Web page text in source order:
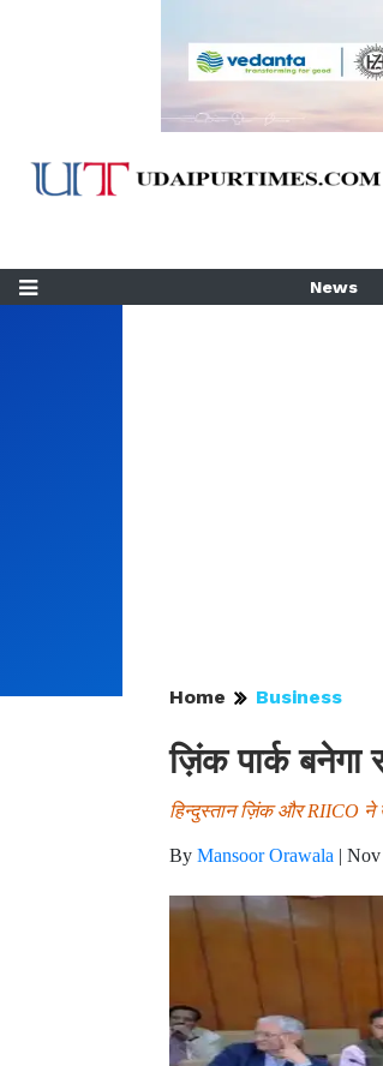
News
Home Business
ज़िंक पार्क बनेगा
हिन्दुस्तान ज़िंक और RIICO ने
By Mansoor Orawala | Nov